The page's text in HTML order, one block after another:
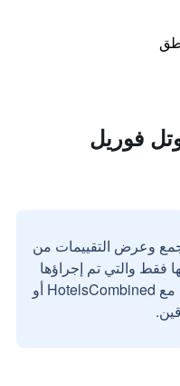
فوريل
وعرض التقييمات من
فقط والتي تم إجراؤها
بواسطة مستخدمين حقيقيين مع HotelsCombined أو